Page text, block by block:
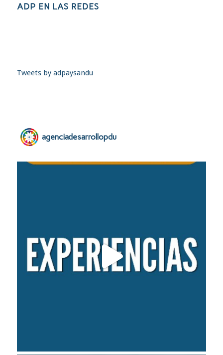
ADP EN LAS REDES
Tweets by adpaysandu
agenciadesarrollopdu